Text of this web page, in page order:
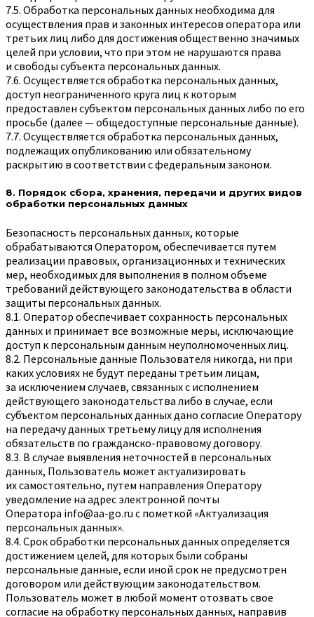
7.5. Обработка персональных данных необходима для
осуществления прав и законных интересов оператора или
третьих лиц либо для достижения общественно значимых
целей при условии, что при этом не нарушаются права
и свободы субъекта персональных данных.
7.6. Осуществляется обработка персональных данных,
доступ неограниченного круга лиц к которым
предоставлен субъектом персональных данных либо по его
просьбе (далее — общедоступные персональные данные).
7.7. Осуществляется обработка персональных данных,
подлежащих опубликованию или обязательному
раскрытию в соответствии с федеральным законом.
8. Порядок сбора, хранения, передачи и других видов
обработки персональных данных
Безопасность персональных данных, которые
обрабатываются Оператором, обеспечивается путем
реализации правовых, организационных и технических
мер, необходимых для выполнения в полном объеме
требований действующего законодательства в области
защиты персональных данных.
8.1. Оператор обеспечивает сохранность персональных
данных и принимает все возможные меры, исключающие
доступ к персональным данным неуполномоченных лиц.
8.2. Персональные данные Пользователя никогда, ни при
каких условиях не будут переданы третьим лицам,
за исключением случаев, связанных с исполнением
действующего законодательства либо в случае, если
субъектом персональных данных дано согласие Оператору
на передачу данных третьему лицу для исполнения
обязательств по гражданско-правовому договору.
8.3. В случае выявления неточностей в персональных
данных, Пользователь может актуализировать
их самостоятельно, путем направления Оператору
уведомление на адрес электронной почты
Оператора info@aa-go.ru с пометкой «Актуализация
персональных данных».
8.4. Срок обработки персональных данных определяется
достижением целей, для которых были собраны
персональные данные, если иной срок не предусмотрен
договором или действующим законодательством.
Пользователь может в любой момент отозвать свое
согласие на обработку персональных данных, направив